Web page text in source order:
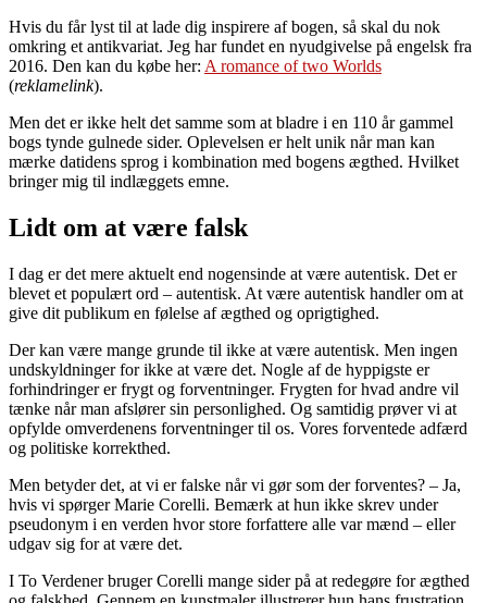
Hvis du får lyst til at lade dig inspirere af bogen, så skal du nok
omkring et antikvariat. Jeg har fundet en nyudgivelse på engelsk fra
2016. Den kan du købe her: A romance of two Worlds
(reklamelink).
Men det er ikke helt det samme som at bladre i en 110 år gammel
bogs tynde gulnede sider. Oplevelsen er helt unik når man kan
mærke datidens sprog i kombination med bogens ægthed. Hvilket
bringer mig til indlæggets emne.
Lidt om at være falsk
I dag er det mere aktuelt end nogensinde at være autentisk. Det er
blevet et populært ord – autentisk. At være autentisk handler om at
give dit publikum en følelse af ægthed og oprigtighed.
Der kan være mange grunde til ikke at være autentisk. Men ingen
undskyldninger for ikke at være det. Nogle af de hyppigste er
forhindringer er frygt og forventninger. Frygten for hvad andre vil
tænke når man afslører sin personlighed. Og samtidig prøver vi at
opfylde omverdenens forventninger til os. Vores forventede adfærd
og politiske korrekthed.
Men betyder det, at vi er falske når vi gør som der forventes? – Ja,
hvis vi spørger Marie Corelli. Bemærk at hun ikke skrev under
pseudonym i en verden hvor store forfattere alle var mænd – eller
udgav sig for at være det.
I To Verdener bruger Corelli mange sider på at redegøre for ægthed